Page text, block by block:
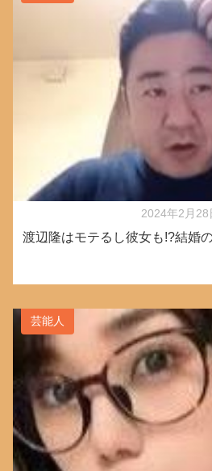
2024年2月28
渡辺隆はモテるし彼女も!?結婚
芸能人